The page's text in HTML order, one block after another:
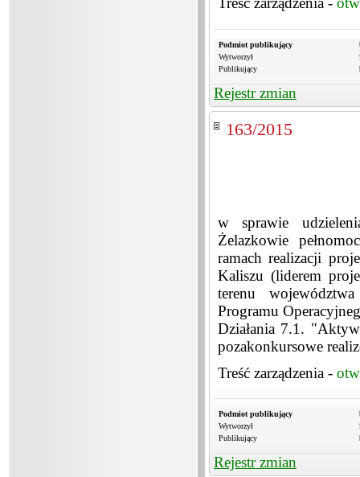
Podmiot publikujący
Wytworzył
Publikujący
Rejestr zmian
163/2015
w sprawie
Żelazkowie
ramach realizacji
Kaliszu (liderem
terenu
Programu
Działania 7.1.
pozakonkursowe
Treść zarządzenia -
Podmiot publikujący
Wytworzył
Publikujący
Rejestr zmian